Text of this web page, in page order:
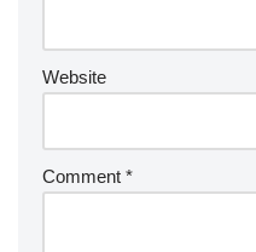
Website
Comment *